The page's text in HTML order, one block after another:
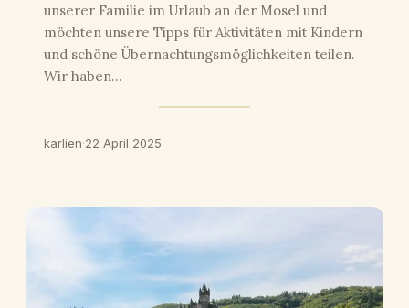
unserer Familie im Urlaub an der Mosel und
möchten unsere Tipps für Aktivitäten mit Kindern
und schöne Übernachtungsmöglichkeiten teilen.
Wir haben…
karlien·22 April 2025